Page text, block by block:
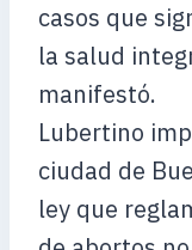
casos que
la salud
manifestó.
Lubertino
ciudad de
ley que